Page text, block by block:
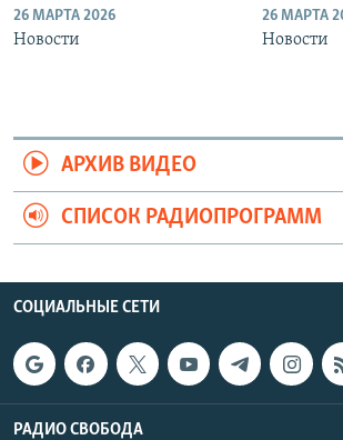
26 МАРТА 2026
Новости
26 МАРТА
Новости
АРХИВ ВИДЕО
СПИСОК РАДИОПРОГРАММ
СОЦИАЛЬНЫЕ СЕТИ
РАДИО СВОБОДА